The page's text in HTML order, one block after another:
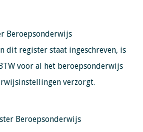
Beroepsonderwijs
dit register staat ingeschreven, is
voor al het beroepsonderwijs
verzorgt.
Beroepsonderwijs